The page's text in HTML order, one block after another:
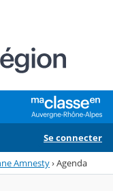
Se connecter
Amnesty›Agenda